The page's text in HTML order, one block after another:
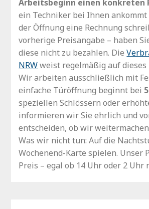
Arbeitsbeginn einen konkreten
ein Techniker bei Ihnen ankommt
der Öffnung eine Rechnung
vorherige Preisangabe – haben
diese nicht zu bezahlen. Die
NRWweist regelmäßig auf dieses
Wir arbeiten ausschließlich mit
einfache Türöffnung beginnt bei
speziellen Schlössern oder
informieren wir Sie ehrlich und
entscheiden, ob wir
Was wir nicht tun: Auf die
Wochenend-Karte spielen. Unser
Preis – egal ob 14 Uhr oder 2 Uhr